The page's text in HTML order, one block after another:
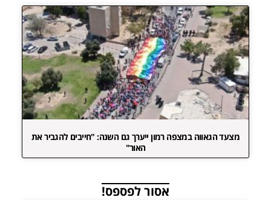
מצעד הגאווה במצפה רמון ייערך גם השנה: "חייבים להגביר את
האור"
אסור לפספס!